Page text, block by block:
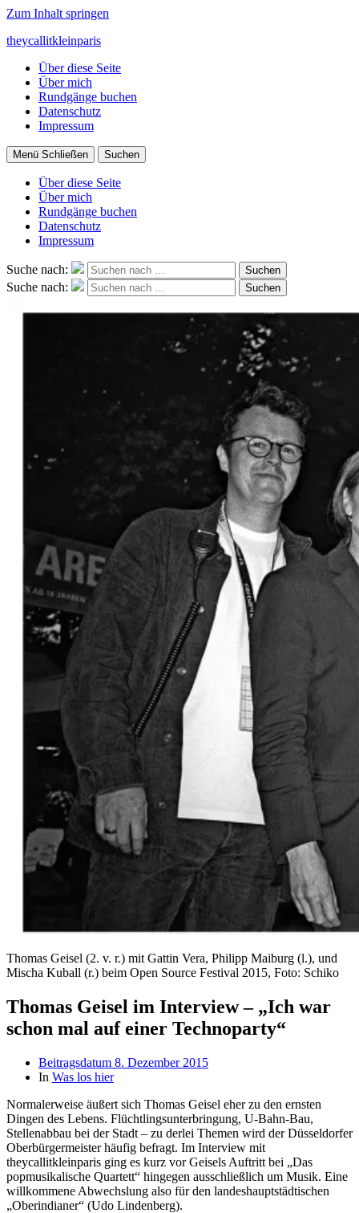
Zum Inhalt springen
theycallitkleinparis
Über diese Seite
Über mich
Rundgänge buchen
Datenschutz
Impressum
Menü Schließen Suchen
Über diese Seite
Über mich
Rundgänge buchen
Datenschutz
Impressum
Suche nach: Suchen
Suche nach: Suchen
Thomas Geisel (2. v. r.) mit Gattin Vera, Philipp Maiburg (l.), und
Mischa Kuball (r.) beim Open Source Festival 2015, Foto: Schiko
Thomas Geisel im Interview – „Ich war
schon mal auf einer Technoparty“
Beitragsdatum 8. Dezember 2015
In Was los hier
Normalerweise äußert sich Thomas Geisel eher zu den ernsten
Dingen des Lebens. Flüchtlingsunterbringung, U-Bahn-Bau,
Stellenabbau bei der Stadt – zu derlei Themen wird der Düsseldorfer
Oberbürgermeister häufig befragt. Im Interview mit
theycallitkleinparis ging es kurz vor Geisels Auftritt bei „Das
popmusikalische Quartett“ hingegen ausschließlich um Musik. Eine
willkommene Abwechslung also für den landeshauptstädtischen
„Oberindianer“ (Udo Lindenberg).